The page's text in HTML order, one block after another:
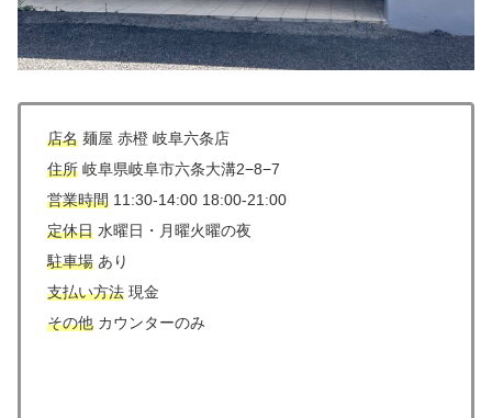
店名 麺屋 赤橙 岐阜六条店
住所 岐阜県岐阜市六条大溝2−8−7
営業時間 11:30-14:00 18:00-21:00
定休日 水曜日・月曜火曜の夜
駐車場 あり
支払い方法 現金
その他 カウンターのみ